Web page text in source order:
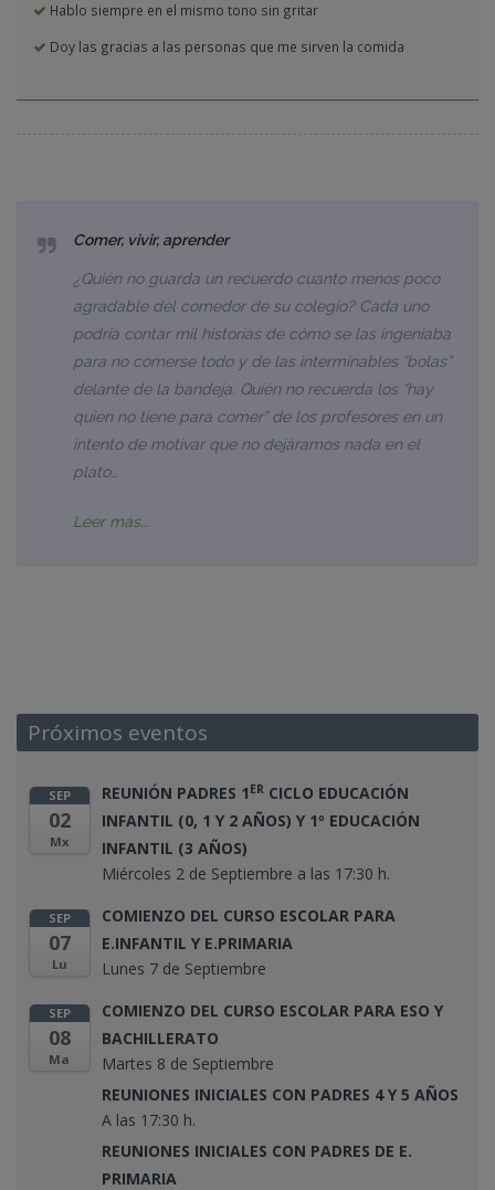
Hablo siempre en el mismo tono sin gritar
Doy las gracias a las personas que me sirven la comida
Comer, vivir, aprender
¿Quién no guarda un recuerdo cuanto menos poco
agradable del comedor de su colegio? Cada uno
podría contar mil historias de cómo se las ingeniaba
para no comerse todo y de las interminables “bolas”
delante de la bandeja. Quién no recuerda los “hay
quien no tiene para comer” de los profesores en un
intento de motivar que no dejáramos nada en el
plato…
Leer más...
Próximos eventos
SEP
02
Mx
REUNIÓN PADRES 1 ER CICLO EDUCACIÓN
INFANTIL (0, 1 Y 2 AÑOS) Y 1º EDUCACIÓN
INFANTIL (3 AÑOS)
Miércoles 2 de Septiembre a las 17:30 h.
SEP
07
Lu
COMIENZO DEL CURSO ESCOLAR PARA
E.INFANTIL Y E.PRIMARIA
Lunes 7 de Septiembre
SEP
08
Ma
COMIENZO DEL CURSO ESCOLAR PARA ESO Y
BACHILLERATO
Martes 8 de Septiembre
REUNIONES INICIALES CON PADRES 4 Y 5 AÑOS
A las 17:30 h.
REUNIONES INICIALES CON PADRES DE E.
PRIMARIA